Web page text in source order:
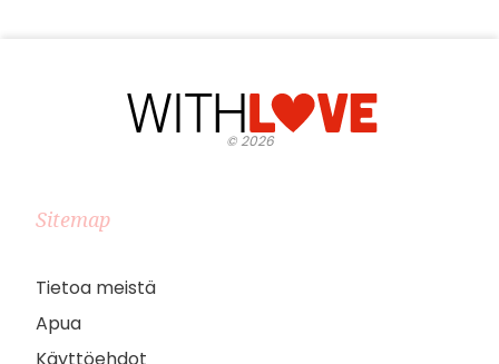
©2026
Sitemap
Tietoa meistä
Apua
Käyttöehdot